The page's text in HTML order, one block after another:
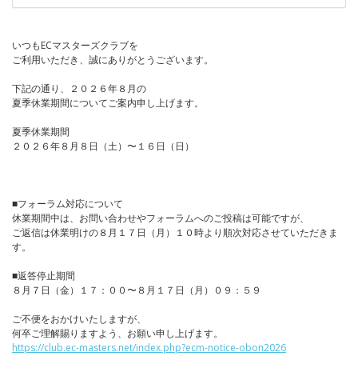
いつもECマスターズクラブを
ご利用いただき、誠にありがとうございます。
下記の通り、２０２６年８月の
夏季休業期間についてご案内申し上げます。
夏季休業期間
２０２６年８月８日（土）〜１６日（日）
■フォーラム対応について
休業期間中は、お問い合わせやフォーラムへのご投稿は可能ですが、
ご返信は休業明けの８月１７日（月）１０時より順次対応させていただきま
す。
■返答停止期間
８月７日（金）１７：００〜８月１７日（月）０９：５９
ご不便をおかけいたしますが、
何卒ご理解賜りますよう、お願い申し上げます。
https://club.ec-masters.net/index.php?ecm-notice-obon2026